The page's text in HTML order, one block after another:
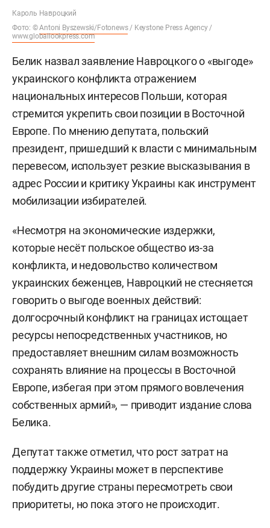
Кароль Навроцкий
Фото: ©Antoni Byszewski/Fotonews/ Keystone Press Agency /
www.globallookpress.com
Белик назвал заявление Навроцкого о «выгоде»
украинского конфликта отражением
национальных интересов Польши, которая
стремится укрепить свои позиции в Восточной
Европе. По мнению депутата, польский
президент, пришедший к власти с минимальным
перевесом, использует резкие высказывания в
адрес России и критику Украины как инструмент
мобилизации избирателей.
«Несмотря на экономические издержки,
которые несёт польское общество из-за
конфликта, и недовольство количеством
украинских беженцев, Навроцкий не стесняется
говорить о выгоде военных действий:
долгосрочный конфликт на границах истощает
ресурсы непосредственных участников, но
предоставляет внешним силам возможность
сохранять влияние на процессы в Восточной
Европе, избегая при этом прямого вовлечения
собственных армий», — приводит издание слова
Белика.
Депутат также отметил, что рост затрат на
поддержку Украины может в перспективе
побудить другие страны пересмотреть свои
приоритеты, но пока этого не происходит.